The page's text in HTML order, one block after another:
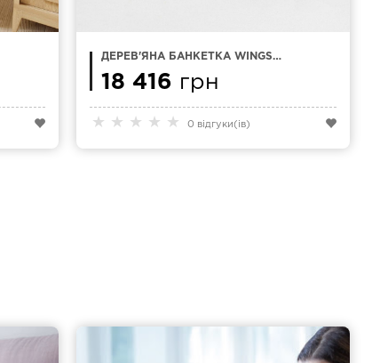
★ ★ ★ ★ ★ 0 відгуки(ів)
ДЕРЕВ'ЯНА БАНКЕТКА WINGS
18 416 грн